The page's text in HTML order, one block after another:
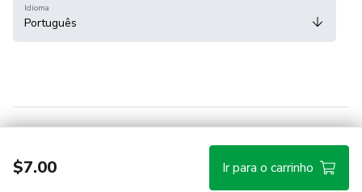
$7.00 Ir para o carrinho
Idioma
Português
Hotmart — 2011-2026 © Todos os direitos reservados.